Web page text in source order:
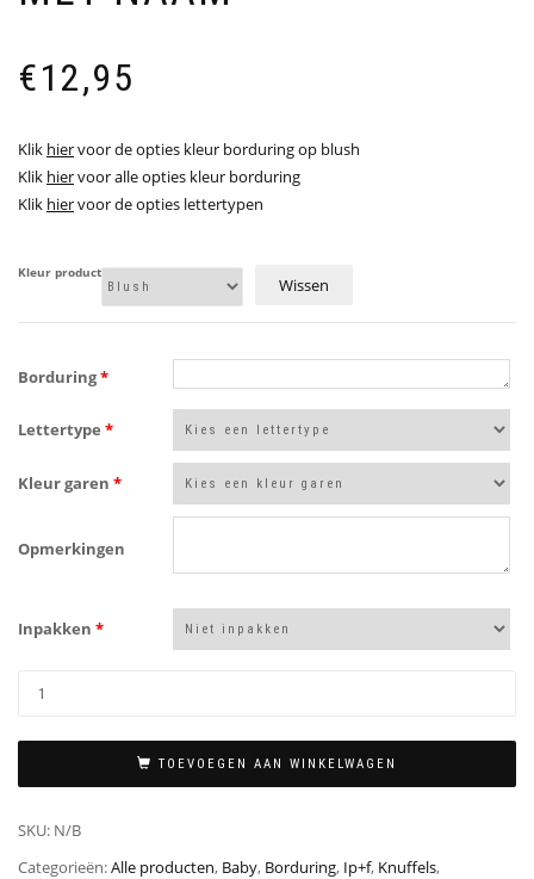
€12,95
Klik hiervoor de opties kleur borduring op blush
Klik hiervoor alle opties kleur borduring
Klik hiervoor de opties lettertypen
Kleur product
Wissen
Borduring*
Lettertype *
Kleur garen *
Opmerkingen
Inpakken *
TOEVOEGEN AAN WINKELWAGEN
SKU: N/B
Categorieën:Alle producten, Baby, Borduring, Ip+f, Knuffels,